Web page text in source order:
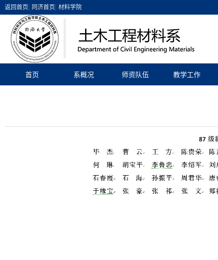
返回首页 同济首页 材料学院
首页 系概况 师资队伍 教学工作